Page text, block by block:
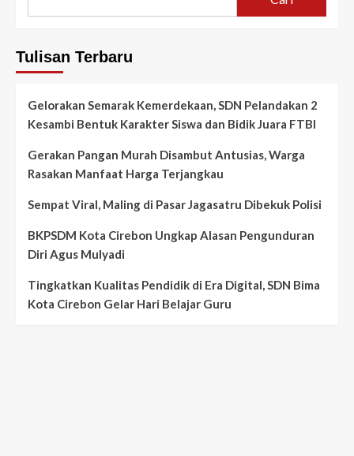
Tulisan Terbaru
Gelorakan Semarak Kemerdekaan, SDN Pelandakan 2
Kesambi Bentuk Karakter Siswa dan Bidik Juara FTBI
Gerakan Pangan Murah Disambut Antusias, Warga
Rasakan Manfaat Harga Terjangkau
Sempat Viral, Maling di Pasar Jagasatru Dibekuk Polisi
BKPSDM Kota Cirebon Ungkap Alasan Pengunduran
Diri Agus Mulyadi
Tingkatkan Kualitas Pendidik di Era Digital, SDN Bima
Kota Cirebon Gelar Hari Belajar Guru